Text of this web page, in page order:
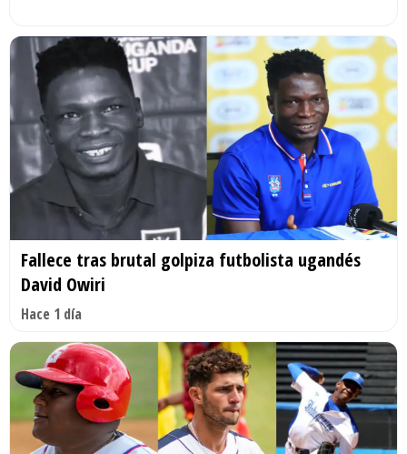
Fallece tras brutal golpiza futbolista ugandés
David Owiri
Hace 1 día